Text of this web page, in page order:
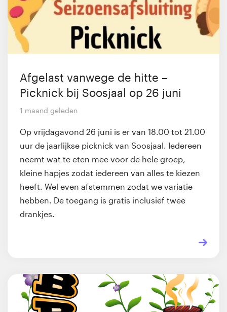
Afgelast vanwege de hitte –
Picknick bij Soosjaal op 26 juni
1 maand geleden
Op vrijdagavond 26 juni is er van 18.00 tot 21.00
uur de jaarlijkse picknick van Soosjaal. Iedereen
neemt wat te eten mee voor de hele groep,
kleine hapjes zodat iedereen van alles te kiezen
heeft. Wel even afstemmen zodat we variatie
hebben. De toegang is gratis inclusief twee
drankjes.